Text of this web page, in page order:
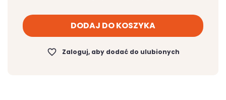
DODAJ DO KOSZYKA
favorite_border Zaloguj, aby dodać do ulubionych